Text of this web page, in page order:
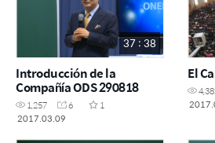
37 : 38
Introducción de la
Compañía ODS 290818
1,257 6
1
2017.03.09
El